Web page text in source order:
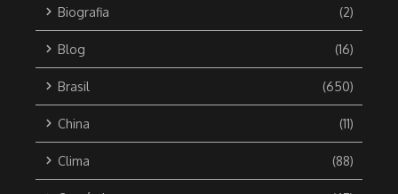
Biografia (2)
Blog (16)
Brasil (650)
China (11)
Clima (88)